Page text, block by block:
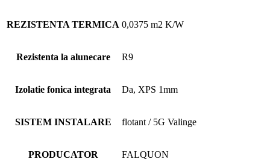
REZISTENTA TERMICA 0,0375 m2 K/W
Rezistenta la alunecare R9
Izolatie fonica integrata Da, XPS 1mm
SISTEM INSTALARE flotant / 5G Valinge
PRODUCATOR FALQUON